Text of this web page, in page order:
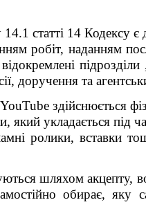
статті 14 Кодексу є
робіт, наданням
доручення та
YouTube здійснюється
який укладається під
ролики, вставки
шляхом акцепту,
обирає, яку